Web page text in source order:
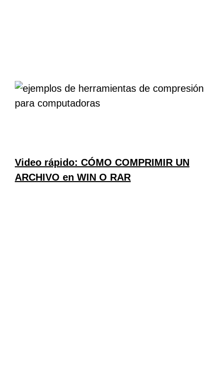
Video rápido: CÓMO COMPRIMIR UN
ARCHIVO en WIN O RAR